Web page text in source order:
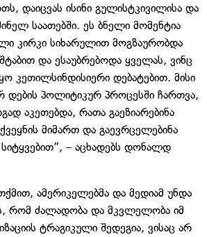
დაიცვას ისინი გულისტკივილისა და
საათებში. ეს ბნელი მომენტია
კირკი სიხარულით მოგზაურობდა
და ესაუბრებოდა ყველას, ვინც
კეთილსინდისიერი დებატებით. მისი
დების პოლიტიკურ პროცესში ჩართვა,
აკეთებდა, რათა გაეზიარებინა
მიმართ და გაევრცელებინა
– აცხადებს დონალდ
ამერიკელებმა და მედიამ უნდა
რომ ძალადობა და მკვლელობა იმ
ტრაგიკული შედეგია, ვისაც არ